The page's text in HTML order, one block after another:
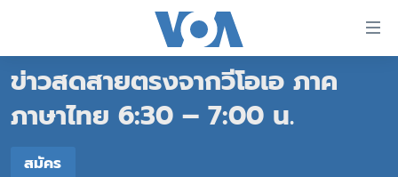
ต่อ
ไป
หลัก
หน้าหลัก
โลก
เอเชีย
ข่าวสดสายตรงจากวีโอเอ ภาค
ภาษาไทย 6:30 – 7:00 น.
สมัคร